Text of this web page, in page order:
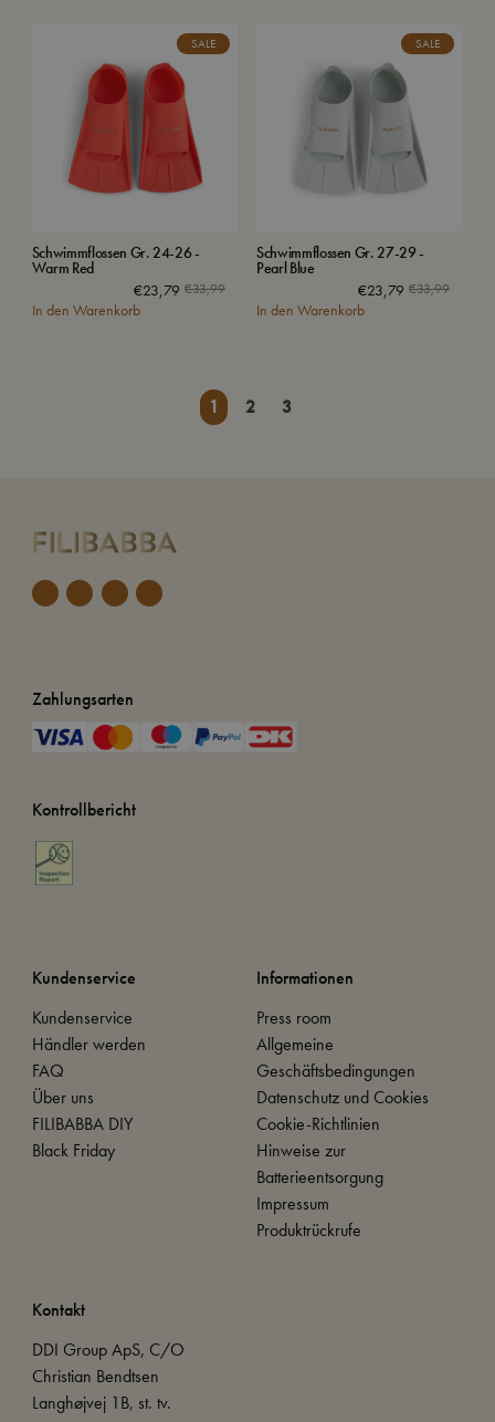
SALE
Schwimmflossen Gr. 24-26 -
Warm Red
€33,99
€23,79
In den Warenkorb
SALE
Schwimmflossen Gr. 27-29 -
Pearl Blue
€33,99
€23,79
In den Warenkorb
1 2 3
Zahlungsarten
Kontrollbericht
Kundenservice
Kundenservice
Händler werden
FAQ
Über uns
FILIBABBA DIY
Black Friday
Informationen
Press room
Allgemeine
Geschäftsbedingungen
Datenschutz und Cookies
Cookie-Richtlinien
Hinweise zur
Batterieentsorgung
Impressum
Produktrückrufe
Kontakt
DDI Group ApS, C/O
Christian Bendtsen
Langhøjvej 1B, st. tv.